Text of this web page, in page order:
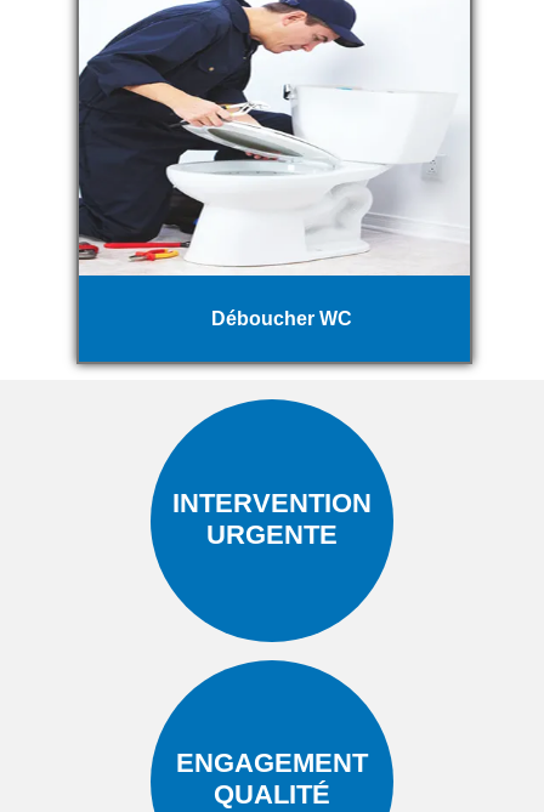
Déboucher WC
INTERVENTION
URGENTE
ENGAGEMENT
QUALITÉ